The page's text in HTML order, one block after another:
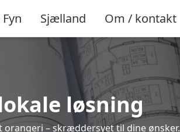
Fyn Sjælland Om / kontakt
løsning
– skræddersyet til dine ønsker.